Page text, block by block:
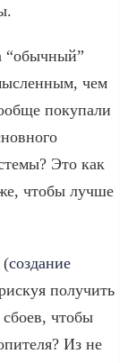
“обычный”
чем
покупали
Это как
чтобы лучше
(создание
получить
чтобы
Из не